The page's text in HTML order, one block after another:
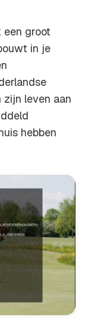
een groot
in je
zijn leven aan
hebben